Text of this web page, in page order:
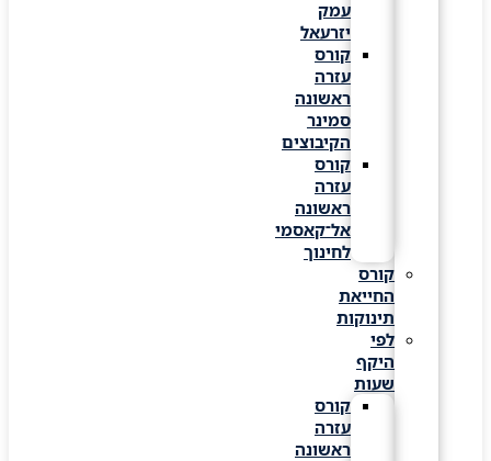
יזרעאל
קורס
עזרה
ראשונה
סמינר
הקיבוצים
קורס
עזרה
ראשונה
אל־קאסמי
לחינוך
קורס
החייאת
תינוקות
לפי
היקף
שעות
קורס
עזרה
ראשונה